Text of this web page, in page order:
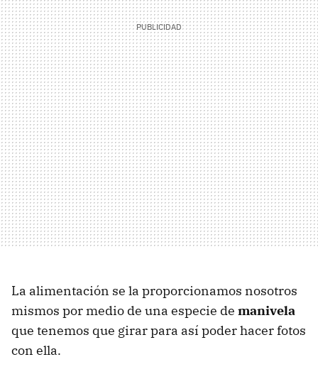
La alimentación se la proporcionamos nosotros
mismos por medio de una especie de manivela
que tenemos que girar para así poder hacer fotos
con ella.